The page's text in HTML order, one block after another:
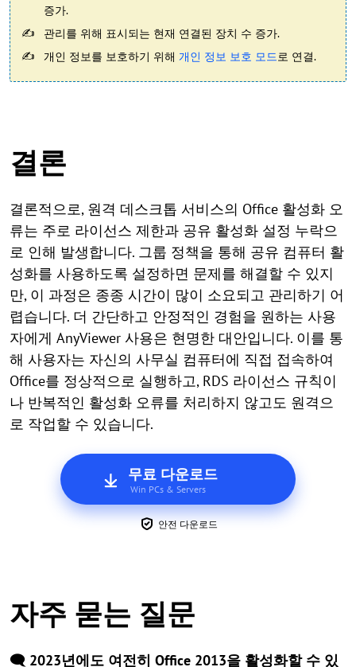
증가.
관리를 위해 표시되는 현재 연결된 장치 수 증가.
개인 정보를 보호하기 위해 개인 정보 보호 모드로 연결.
결론
결론적으로, 원격 데스크톱 서비스의 Office 활성화 오
류는 주로 라이선스 제한과 공유 활성화 설정 누락으
로 인해 발생합니다. 그룹 정책을 통해 공유 컴퓨터 활
성화를 사용하도록 설정하면 문제를 해결할 수 있지
만, 이 과정은 종종 시간이 많이 소요되고 관리하기 어
렵습니다. 더 간단하고 안정적인 경험을 원하는 사용
자에게 AnyViewer 사용은 현명한 대안입니다. 이를 통
해 사용자는 자신의 사무실 컴퓨터에 직접 접속하여
Office를 정상적으로 실행하고, RDS 라이선스 규칙이
나 반복적인 활성화 오류를 처리하지 않고도 원격으
로 작업할 수 있습니다.
무료 다운로드
Win PCs & Servers
안전 다운로드
자주 묻는 질문
🗨️ 2023년에도 여전히 Office 2013을 활성화할 수 있